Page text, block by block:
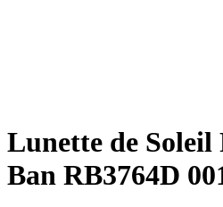
Lunette de Soleil
Ban RB3764D